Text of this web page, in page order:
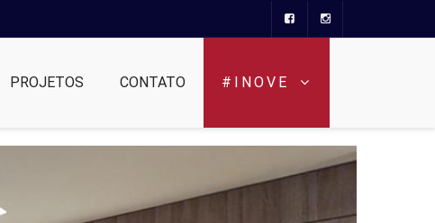
PROJETOS CONTATO #INOVE